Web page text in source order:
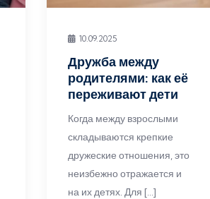
10.09.2025
Дружба между
родителями: как её
переживают дети
Когда между взрослыми
складываются крепкие
дружеские отношения, это
неизбежно отражается и
на их детях. Для […]